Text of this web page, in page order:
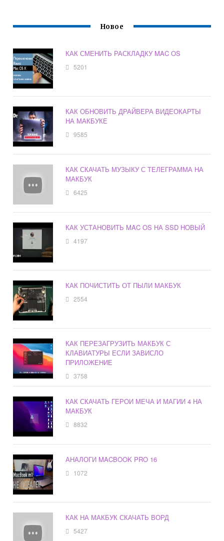
Новое
КАК СМЕНИТЬ РАСКЛАДКУ MAC OS
5201
КАК ОБНОВИТЬ ДРАЙВЕРА ВИДЕОКАРТЫ
НА МАКБУКЕ
9585
КАК СКАЧАТЬ МУЗЫКУ С ТЕЛЕГРАММА НА
МАКБУК
6425
КАК УСТАНОВИТЬ MAC OS НА SSD НОВЫЙ
4197
КАК ПОЧИСТИТЬ ОТ ПЫЛИ МАКБУК
2554
КАК ПЕРЕЗАГРУЗИТЬ МАКБУК С
КЛАВИАТУРЫ ЕСЛИ ЗАВИСЛО
ПРИЛОЖЕНИЕ
3758
КАК СКАЧАТЬ ГЕРОИ МЕЧА И МАГИИ 4 НА
МАКБУК
8832
АНАЛОГИ MACBOOK PRO 16
1072
КАК НА МАКБУК СКАЧАТЬ ВОРД
5427